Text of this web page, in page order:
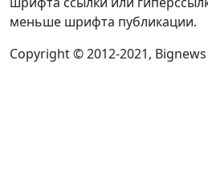
меньше шрифта публикации.
Copyright © 2012-2021, Bignews